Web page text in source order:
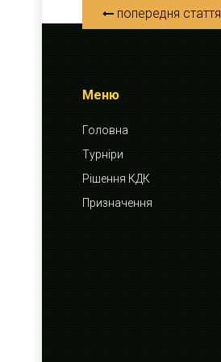
попередня стаття
Меню
Головна
Турніри
Рішення КДК
Призначення